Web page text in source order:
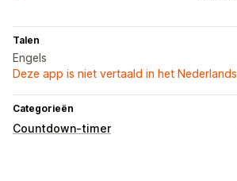
Talen
Engels
Deze app is niet vertaald in het Nederlands
Categorieën
Countdown-timer